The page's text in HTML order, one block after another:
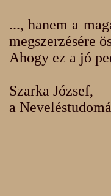
..., hanem a
megszerzésére
Ahogy ez a jó
Szarka József,
a